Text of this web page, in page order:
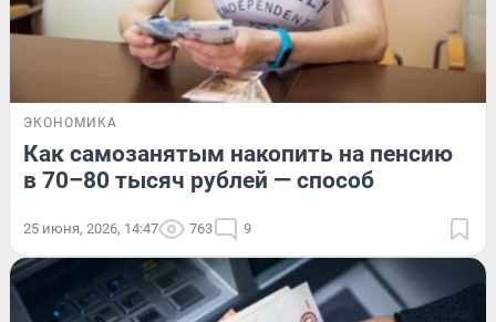
ЭКОНОМИКА
Как самозанятым накопить на пенсию
в 70–80 тысяч рублей — способ
25 июня, 2026, 14:47 763 9